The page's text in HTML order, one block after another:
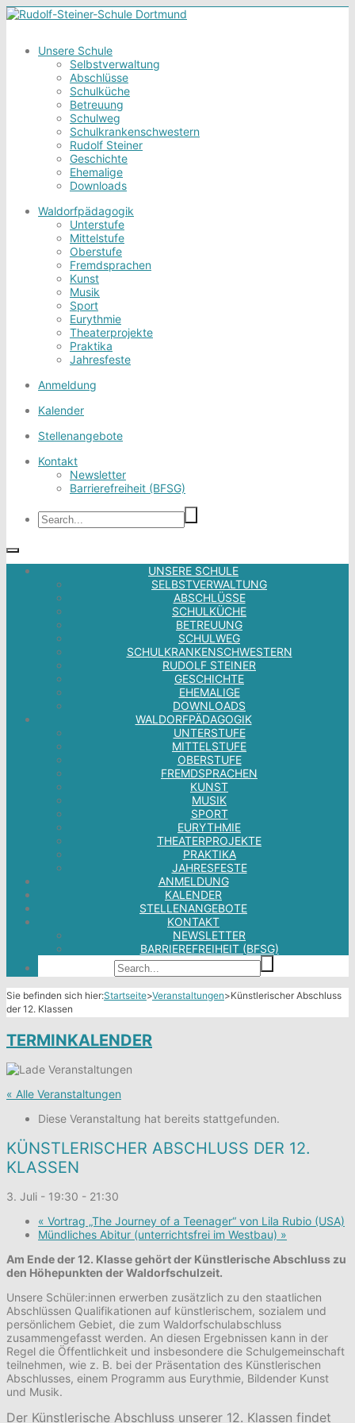
Unsere Schule
Selbstverwaltung
Abschlüsse
Schulküche
Betreuung
Schulweg
Schulkrankenschwestern
Rudolf Steiner
Geschichte
Ehemalige
Downloads
Waldorfpädagogik
Unterstufe
Mittelstufe
Oberstufe
Fremdsprachen
Kunst
Musik
Sport
Eurythmie
Theaterprojekte
Praktika
Jahresfeste
Anmeldung
Kalender
Stellenangebote
Kontakt
Newsletter
Barrierefreiheit (BFSG)
UNSERE SCHULE
SELBSTVERWALTUNG
ABSCHLÜSSE
SCHULKÜCHE
BETREUUNG
SCHULWEG
SCHULKRANKENSCHWESTERN
RUDOLF STEINER
GESCHICHTE
EHEMALIGE
DOWNLOADS
WALDORFPÄDAGOGIK
UNTERSTUFE
MITTELSTUFE
OBERSTUFE
FREMDSPRACHEN
KUNST
MUSIK
SPORT
EURYTHMIE
THEATERPROJEKTE
PRAKTIKA
JAHRESFESTE
ANMELDUNG
KALENDER
STELLENANGEBOTE
KONTAKT
NEWSLETTER
BARRIEREFREIHEIT (BFSG)
Sie befinden sich hier:Startseite>Veranstaltungen>Künstlerischer Abschluss
der 12. Klassen
TERMINKALENDER
« Alle Veranstaltungen
Diese Veranstaltung hat bereits stattgefunden.
KÜNSTLERISCHER ABSCHLUSS DER 12.
KLASSEN
3. Juli - 19:30 - 21:30
« Vortrag „The Journey of a Teenager“ von Lila Rubio (USA)
Mündliches Abitur (unterrichtsfrei im Westbau) »
Am Ende der 12. Klasse gehört der Künstlerische Abschluss zu
den Höhepunkten der Waldorfschulzeit.
Unsere Schüler:innen erwerben zusätzlich zu den staatlichen
Abschlüssen Qualifikationen auf künstlerischem, sozialem und
persönlichem Gebiet, die zum Waldorfschulabschluss
zusammengefasst werden. An diesen Ergebnissen kann in der
Regel die Öffentlichkeit und insbesondere die Schulgemeinschaft
teilnehmen, wie z. B. bei der Präsentation des Künstlerischen
Abschlusses, einem Programm aus Eurythmie, Bildender Kunst
und Musik.
Der Künstlerische Abschluss unserer 12. Klassen findet